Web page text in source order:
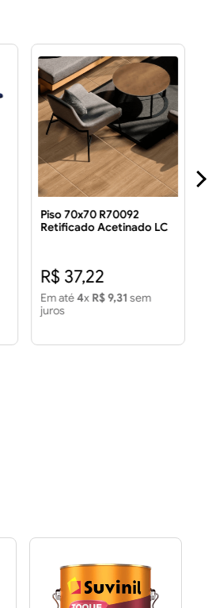
Piso 70x70 R70092
Retificado Acetinado LC
Acetinado LC 3.43 m2
R$ 37,22
Em até4x R$ 9,31 sem
juros